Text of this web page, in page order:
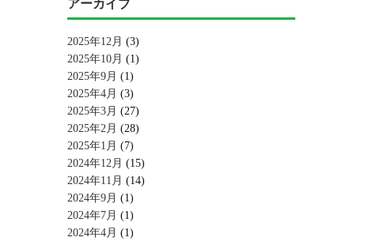
アーカイブ
2025年12月 (3)
2025年10月 (1)
2025年9月 (1)
2025年4月 (3)
2025年3月 (27)
2025年2月 (28)
2025年1月 (7)
2024年12月 (15)
2024年11月 (14)
2024年9月 (1)
2024年7月 (1)
2024年4月 (1)